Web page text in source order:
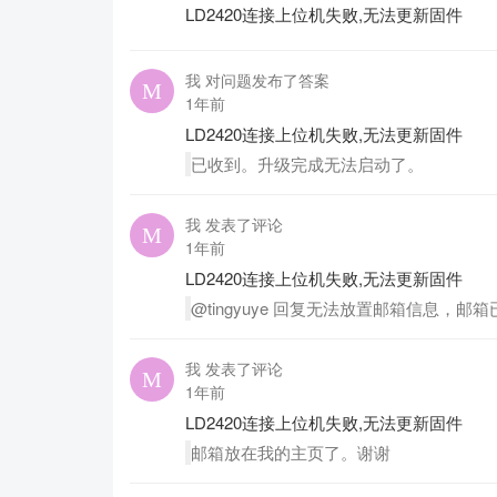
LD2420连接上位机失败,无法更新固件
我 对问题发布了答案
1年前
LD2420连接上位机失败,无法更新固件
已收到。升级完成无法启动了。
我 发表了评论
1年前
LD2420连接上位机失败,无法更新固件
@tingyuye 回复无法放置邮箱信息，邮箱
我 发表了评论
1年前
LD2420连接上位机失败,无法更新固件
邮箱放在我的主页了。谢谢